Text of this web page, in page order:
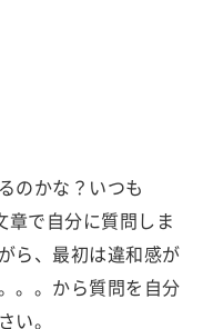
のかな？いつも
章で自分に質問しま
ら、最初は違和感が
。。から質問を自分
い。